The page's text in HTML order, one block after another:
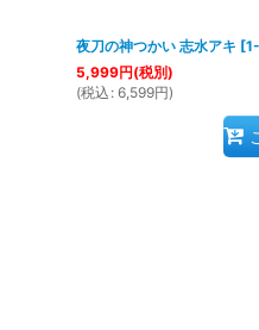
夜刀の神つかい 志水アキ [
5,999円(税別)
(税込 : 6,599円)